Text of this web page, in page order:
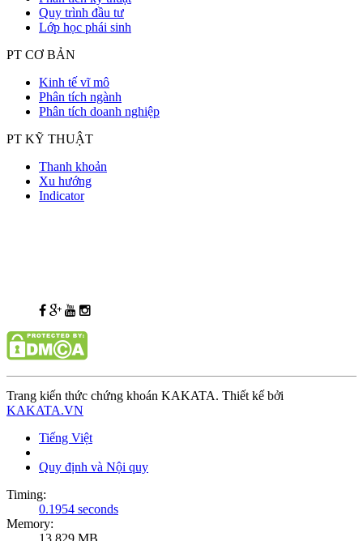
Quy trình đầu tư
Lớp học phái sinh
PT CƠ BẢN
Kinh tế vĩ mô
Phân tích ngành
Phân tích doanh nghiệp
PT KỸ THUẬT
Thanh khoản
Xu hướng
Indicator
Trang kiến thức chứng khoán KAKATA. Thiết kế bởi
KAKATA.VN
Tiếng Việt
Quy định và Nội quy
Timing:
0.1954 seconds
Memory: